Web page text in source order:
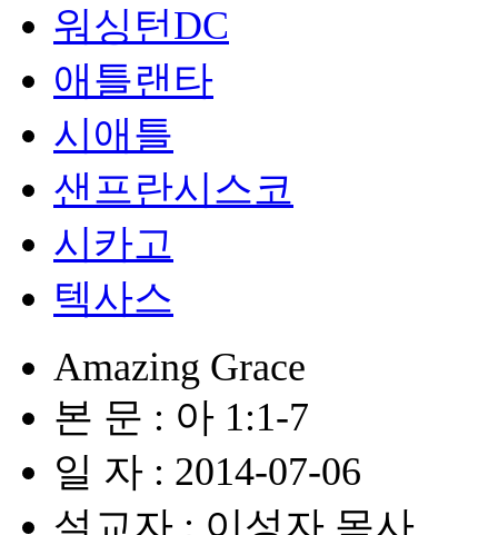
워싱턴DC
애틀랜타
시애틀
샌프란시스코
시카고
텍사스
Amazing Grace
본 문 : 아 1:1-7
일 자 : 2014-07-06
설교자 : 이성자 목사